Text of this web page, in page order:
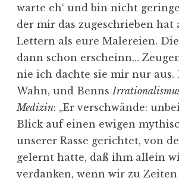
warte eh‘ und bin nicht
der mir das zugeschrieben hat
Lettern als eure Malereien.
dann schon erscheinn…
nie ich dachte sie mir nur aus.
Wahn, und Benns
Medizin: „Er verschwände:
Blick auf einen ewigen
unserer Rasse gerichtet, von
gelernt hatte, daß ihm allein
verdanken, wenn wir zu